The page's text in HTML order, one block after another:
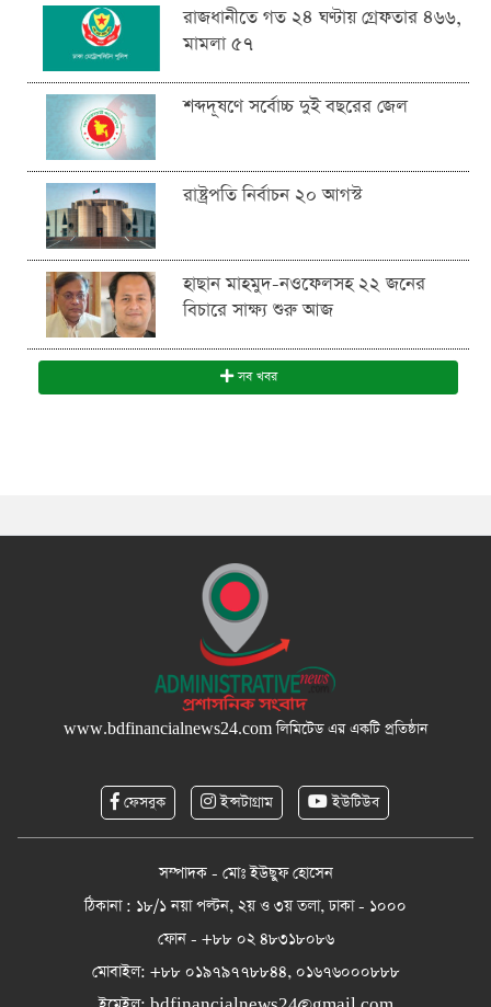
রাজধানীতে গত ২৪ ঘণ্টায় গ্রেফতার ৪৬৬,
মামলা ৫৭
শব্দদূষণে সর্বোচ্চ দুই বছরের জেল
রাষ্ট্রপতি নির্বাচন ২০ আগস্ট
হাছান মাহমুদ-নওফেলসহ ২২ জনের
বিচারে সাক্ষ্য শুরু আজ
সব খবর
www.bdfinancialnews24.comলিমিটেড এর একটি প্রতিষ্ঠান
ফেসবুক ইন্সটাগ্রাম ইউটিউব
সম্পাদক - মোঃ ইউছুফ হোসেন
ঠিকানা : ১৮/১ নয়া পল্টন, ২য় ও ৩য় তলা, ঢাকা - ১০০০
ফোন - +৮৮ ০২ ৪৮৩১৮০৮৬
মোবাইল: +৮৮ ০১৯৭৯৭৭৮৮৪৪, ০১৬৭৬০০০৮৮৮